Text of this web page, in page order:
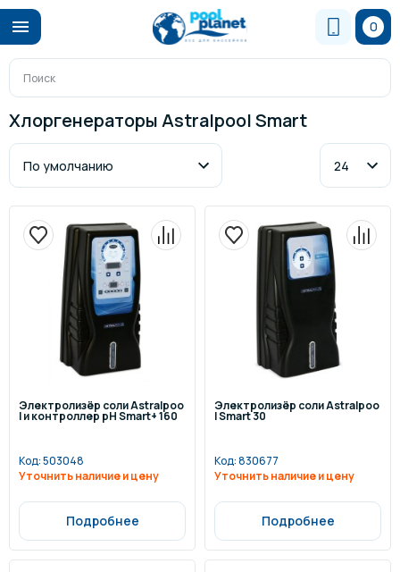
0
Хлоргенераторы Astralpool Smart
Электролизёр соли Astralpoo
l и контроллер pH Smart+ 160
Код:503048
Уточнить наличие и цену
Подробнее
Электролизёр соли Astralpoo
l Smart 30
Код:830677
Уточнить наличие и цену
Подробнее